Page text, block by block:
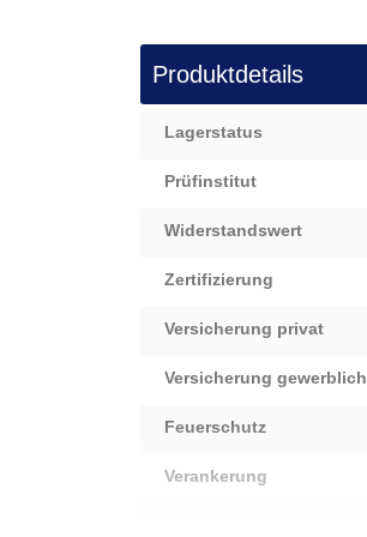
Produktdetails
Informationen
Lagerstatus
Prüfinstitut
Widerstandswert
Zertifizierung
Versicherung privat
Versicherung gewerblich
Feuerschutz
Verankerung